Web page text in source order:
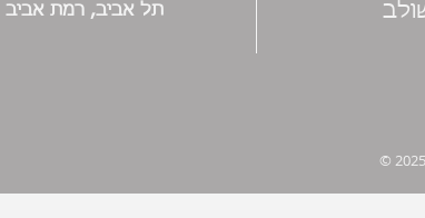
תל אביב, רמת אביב
©